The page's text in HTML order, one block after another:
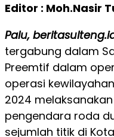
Editor : Moh.Nasir
Palu,
tergabung dalam
Preemtif dalam
operasi
2024
pengendara roda
sejumlah titik di